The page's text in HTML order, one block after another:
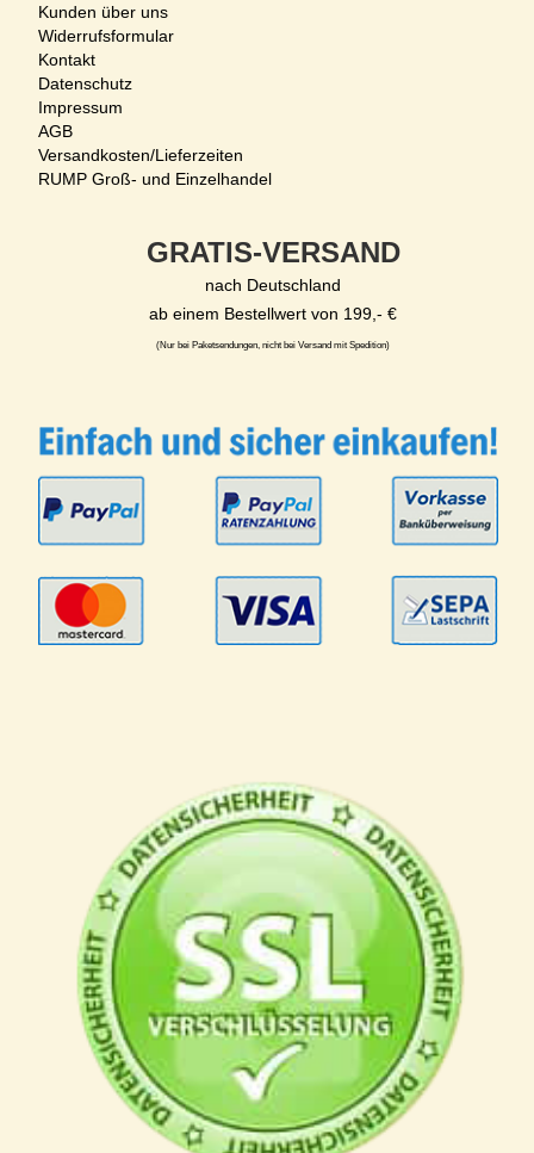
Kunden über uns
Widerrufsformular
Kontakt
Datenschutz
Impressum
AGB
Versandkosten/Lieferzeiten
RUMP Groß- und Einzelhandel
GRATIS-VERSAND
nach Deutschland
ab einem Bestellwert von 199,- €
(Nur bei Paketsendungen, nicht bei Versand mit Spedition)